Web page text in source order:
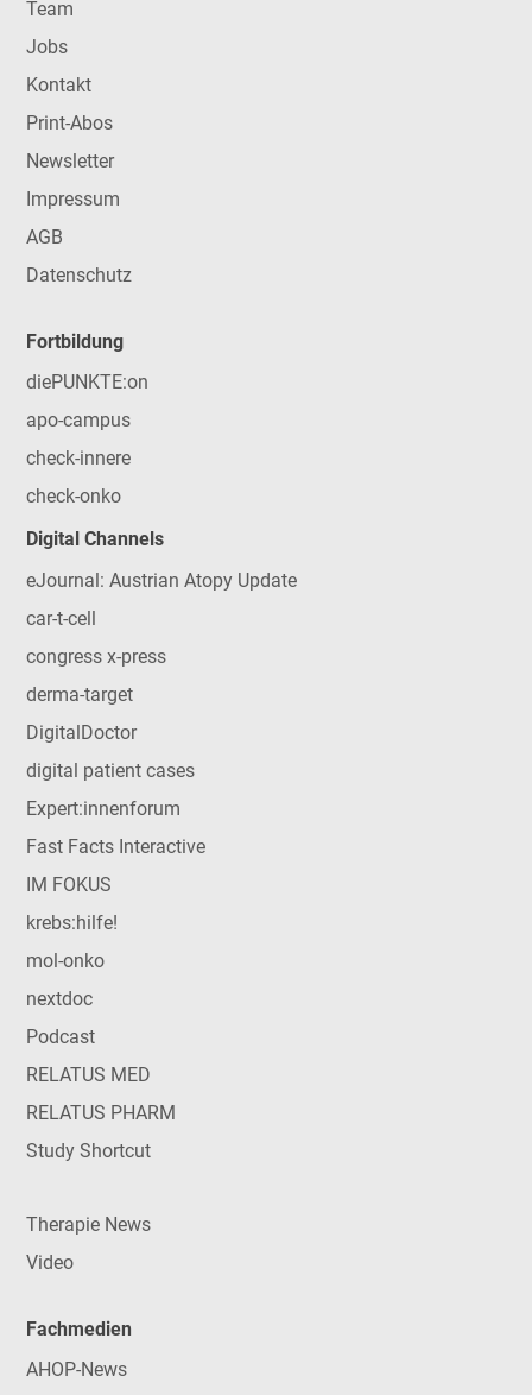
Team
Jobs
Kontakt
Print-Abos
Newsletter
Impressum
AGB
Datenschutz
Fortbildung
diePUNKTE:on
apo-campus
check-innere
check-onko
Digital Channels
eJournal: Austrian Atopy Update
car-t-cell
congress x-press
derma-target
DigitalDoctor
digital patient cases
Expert:innenforum
Fast Facts Interactive
IM FOKUS
krebs:hilfe!
mol-onko
nextdoc
Podcast
RELATUS MED
RELATUS PHARM
Study Shortcut
Therapie News
Video
Fachmedien
AHOP-News